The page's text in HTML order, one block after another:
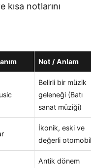
kısa notlarını
Not / Anlam
Belirli bir müzik
geleneği (Batı
sanat müziği)
İkonik, eski ve
değerli otomobil
Antik dönem